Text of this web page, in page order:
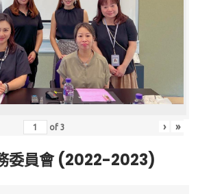
of3 › »
委員會 (2022-2023)